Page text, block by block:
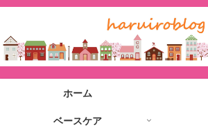
ホーム
ベースケア